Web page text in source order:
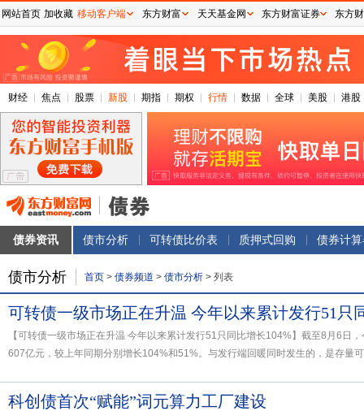
财经 焦点 股票 新股 期指 期权 行情 数据 全球 美股 港股
债券资讯 债市分析 可转债比价表 质押式回购 债券计
债市分析 首页 > 债券频道 > 债市分析 > 列表
可转债一级市场正在升温 今年以来累计发行51只
【可转债一级市场正在升温 今年以来累计发行51只同比增长104%】截至8月6日
607亿元，较上年同期分别增长104%和51%。与发行端回暖同时发生的，是存量
科创债首次“赋能”词元算力工厂建设
网站首页 加收藏 移动客户端 东方财富 天天基金网 东方财富证券 东方